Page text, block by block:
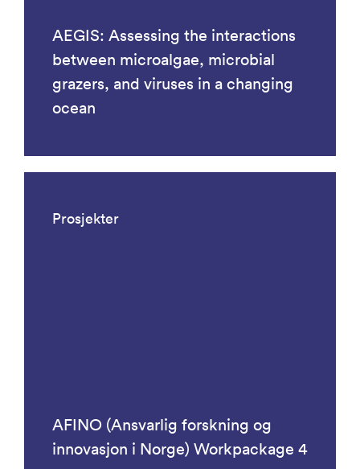
AEGIS: Assessing the interactions
between microalgae, microbial
grazers, and viruses in a changing
ocean
Prosjekter
AFINO (Ansvarlig forskning og
innovasjon i Norge) Workpackage 4